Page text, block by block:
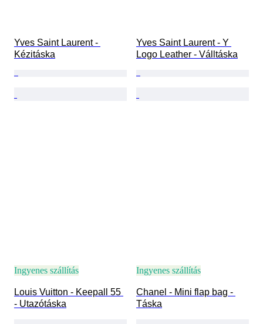
Yves Saint Laurent -
Kézitáska
Yves Saint Laurent - Y
Logo Leather - Válltáska
Ingyenes szállítás
Louis Vuitton - Keepall 55
- Utazótáska
Ingyenes szállítás
Chanel - Mini flap bag -
Táska